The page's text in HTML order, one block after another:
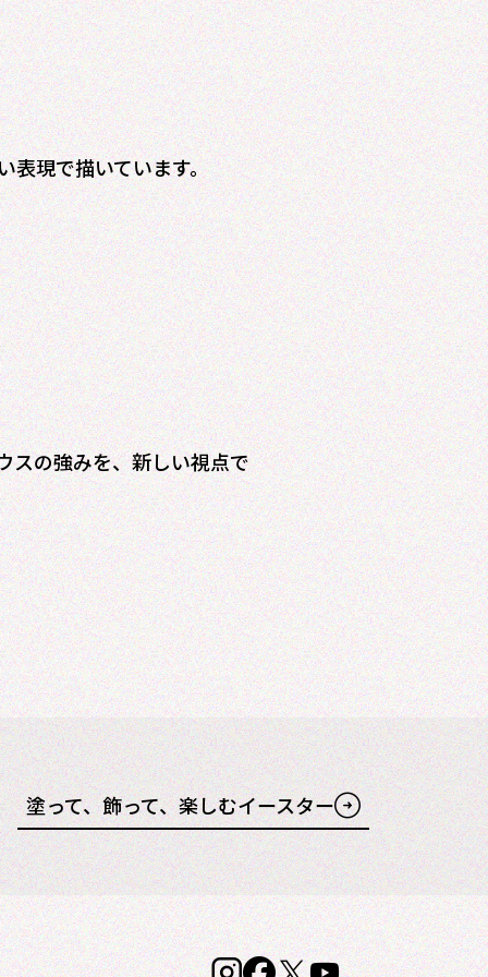
表現で描いています。
スの強みを、新しい視点で
塗って、飾って、楽しむイースター